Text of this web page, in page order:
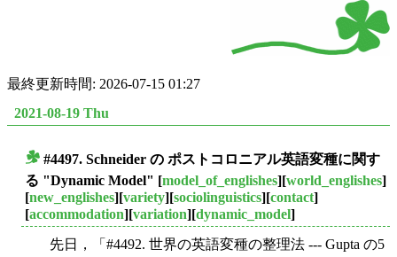
最終更新時間: 2026-07-15 01:27
2021-08-19 Thu
#4497. Schneider の ポストコロニアル英語変種に関す
る "Dynamic Model" [model_of_englishes][world_englishes]
[new_englishes][variety][sociolinguistics][contact]
[accommodation][variation][dynamic_model]
先日，「#4492. 世界の英語変種の整理法 --- Gupta の5